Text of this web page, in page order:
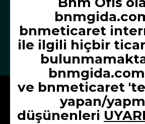
bnmeticaret
ile ilgili hiçbir
ve bnmeticaret
yapan/
düşünenleri
Copier Bond A4 Fotokopi Kağıdı 80 g/m² 500 Yaprak x 5 Paket
979,00TL
Hakkımızda